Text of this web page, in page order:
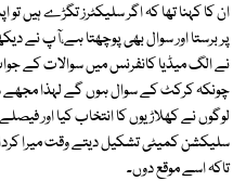
ان کا کہنا تھا کہ اگر سلیکٹرز تگڑے ہیں
پر برستا اور سوال بھی پوچھتا ہے،آپ نے
نے الگ میڈیا کانفرنس میں سوالات کے
چونکہ کرکٹ کے سوال ہوں گے لہذا
لوگوں نے کھلاڑیوں کا انتخاب کیا اور
سلیکشن کمیٹی تشکیل دیتے وقت میرا
تاکہ اسے موقع دوں۔